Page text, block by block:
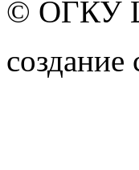
© ОГКУ
создание